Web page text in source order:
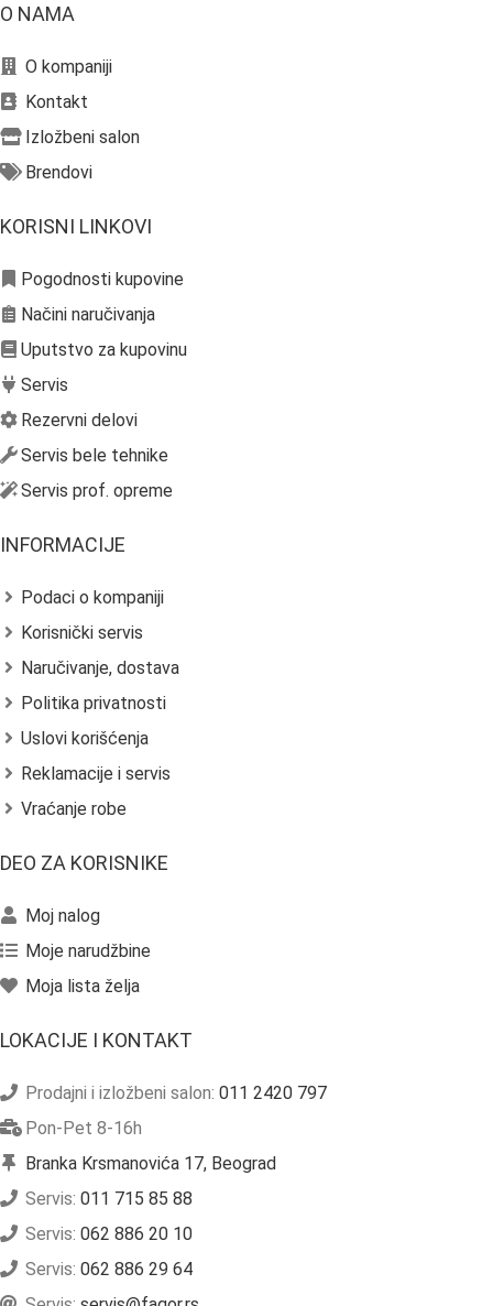
O NAMA
O kompaniji
Kontakt
Izložbeni salon
Brendovi
KORISNI LINKOVI
Pogodnosti kupovine
Načini naručivanja
Uputstvo za kupovinu
Servis
Rezervni delovi
Servis bele tehnike
Servis prof. opreme
INFORMACIJE
Podaci o kompaniji
Korisnički servis
Naručivanje, dostava
Politika privatnosti
Uslovi korišćenja
Reklamacije i servis
Vraćanje robe
DEO ZA KORISNIKE
Moj nalog
Moje narudžbine
Moja lista želja
LOKACIJE I KONTAKT
Prodajni i izložbeni salon: 011 2420 797
Pon-Pet 8-16h
Branka Krsmanovića 17, Beograd
Servis: 011 715 85 88
Servis: 062 886 20 10
Servis: 062 886 29 64